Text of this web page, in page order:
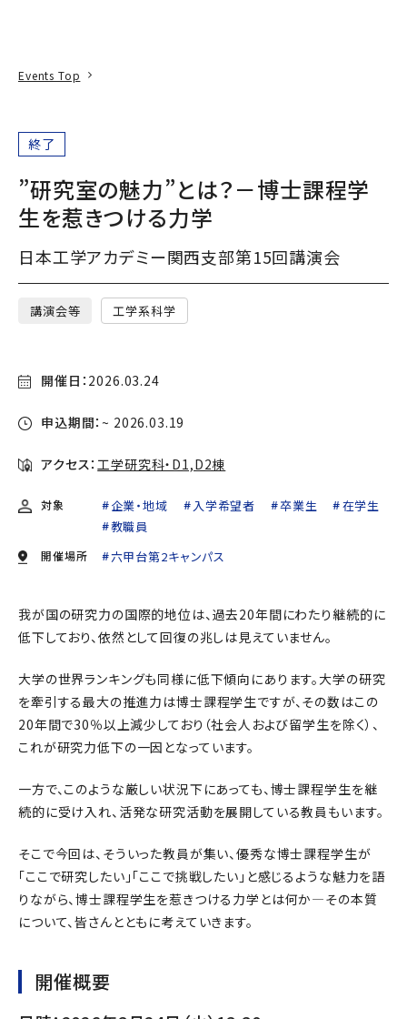
Events Top
終了
”研究室の魅力”とは？－博士課程学
生を惹きつける力学
日本工学アカデミー関西支部第15回講演会
講演会等 工学系科学
開催日： 2026.03.24
申込期間：~ 2026.03.19
アクセス：工学研究科・D1,D2棟
対象 企業・地域 入学希望者 卒業生
在学生
教職員
開催場所 六甲台第2キャンパス
我が国の研究力の国際的地位は、過去20年間にわたり継続的に
低下しており、依然として回復の兆しは見えていません。
大学の世界ランキングも同様に低下傾向にあります。大学の研究
を牽引する最大の推進力は博士課程学生ですが、その数はこの
20年間で30％以上減少しており（社会人および留学生を除く）、
これが研究力低下の一因となっています。
一方で、このような厳しい状況下にあっても、博士課程学生を継
続的に受け入れ、活発な研究活動を展開している教員もいます。
そこで今回は、そういった教員が集い、優秀な博士課程学生が
「ここで研究したい」「ここで挑戦したい」と感じるような魅力を語
りながら、博士課程学生を惹きつける力学とは何か―その本質
について、皆さんとともに考えていきます。
開催概要